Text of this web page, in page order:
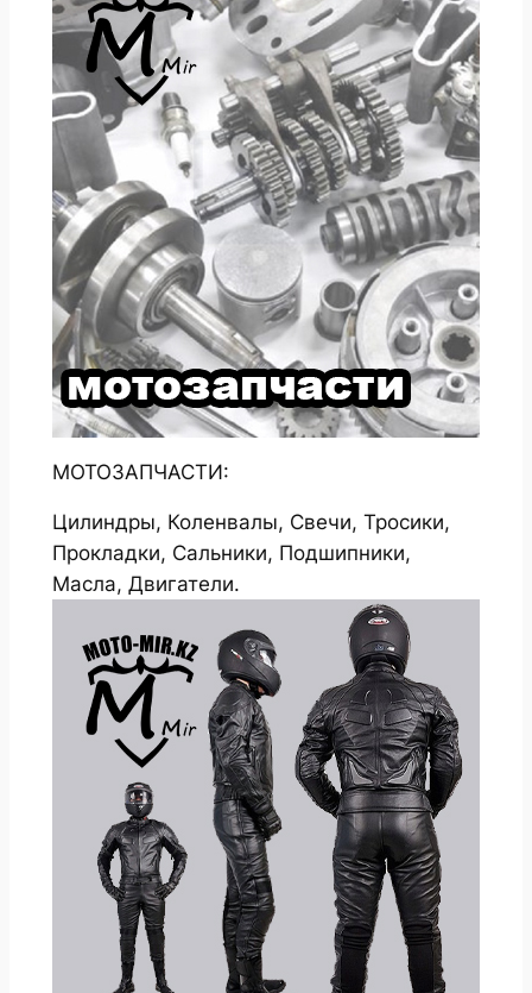
МОТОЗАПЧАСТИ:
Цилиндры, Коленвалы, Свечи, Тросики,
Прокладки, Сальники, Подшипники,
Масла, Двигатели.